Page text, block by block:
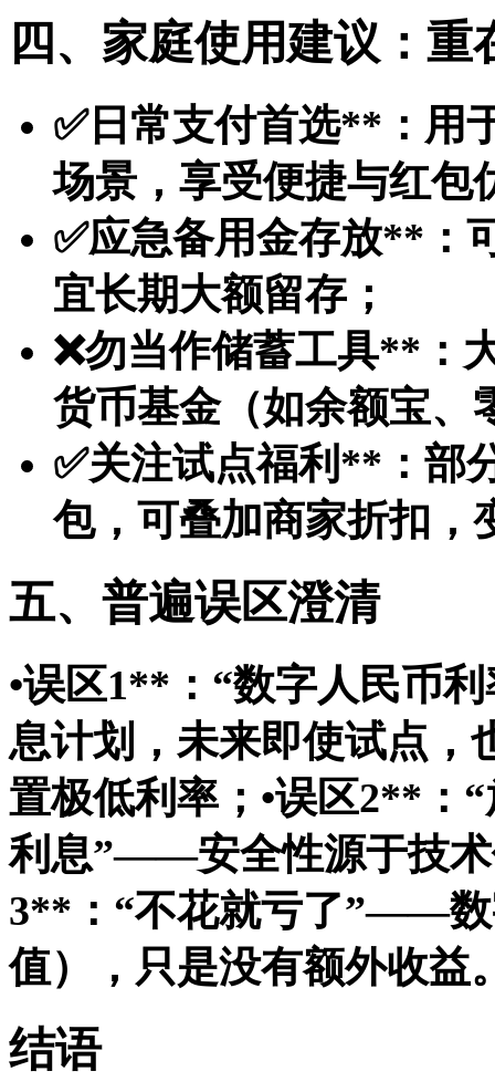
四、家庭使用建议：重
✅日常支付首选**：用
场景，享受便捷与红包
✅应急备用金存放**：
宜长期大额留存；
❌勿当作储蓄工具**：
货币基金（如余额宝、
✅关注试点福利**：部
包，可叠加商家折扣，
五、普遍误区澄清
•误区1**：“数字人民币
息计划，未来即使试点，
置极低利率；•误区2**：“
利息”——安全性源于技术
3**：“不花就亏了”——数
值），只是没有额外收益
结语